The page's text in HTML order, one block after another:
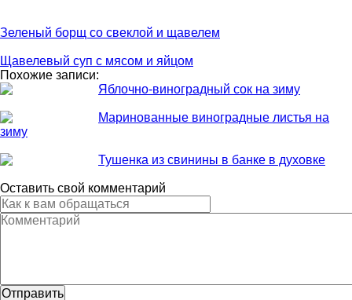
Зеленый борщ со свеклой и щавелем
Щавелевый суп с мясом и яйцом
Похожие записи:
Яблочно-виноградный сок на зиму
Маринованные виноградные листья на
зиму
Тушенка из свинины в банке в духовке
Оставить свой комментарий